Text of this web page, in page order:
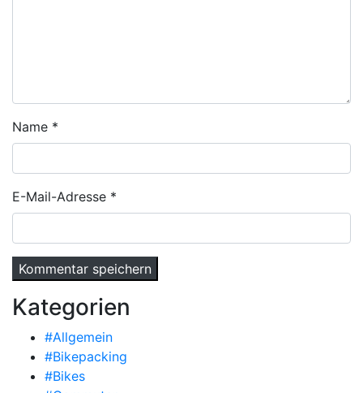
Name *
E-Mail-Adresse *
Kategorien
#Allgemein
#Bikepacking
#Bikes